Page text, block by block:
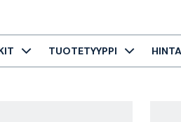
TUOTETYYPPI HINTA